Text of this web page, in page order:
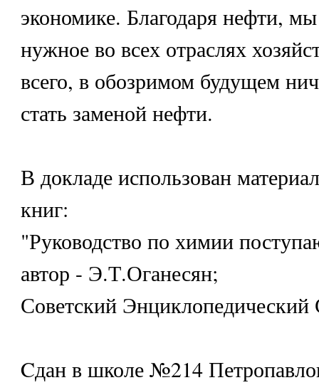
экономике. Благодаря нефти,
нужное во всех отраслях
всего, в обозримом будущем
стать заменой нефти.
В докладе использован
книг:
"Руководство по химии
автор - Э.Т.Оганесян;
Советский Энциклопедический
Cдан в школе №214